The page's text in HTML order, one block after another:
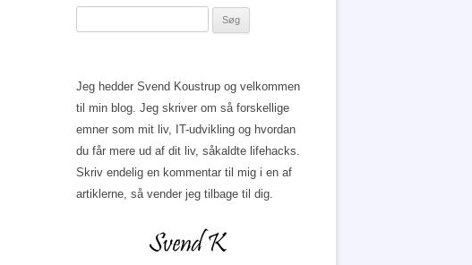
Jeg hedder Svend Koustrup og velkommen
til min blog. Jeg skriver om så forskellige
emner som mit liv, IT-udvikling og hvordan
du får mere ud af dit liv, såkaldte lifehacks.
Skriv endelig en kommentar til mig i en af
artiklerne, så vender jeg tilbage til dig.